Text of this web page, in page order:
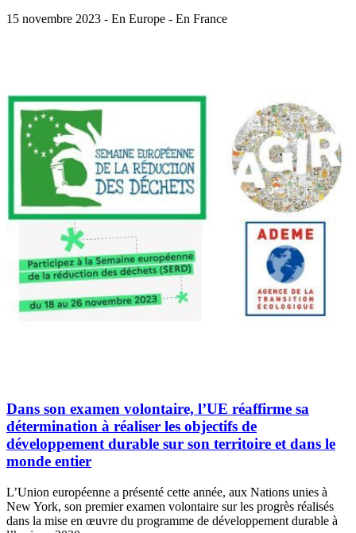
15 novembre 2023 - En Europe - En France
Dans son examen volontaire, l’UE réaffirme sa
détermination à réaliser les objectifs de
développement durable sur son territoire et dans le
monde entier
L’Union européenne a présenté cette année, aux Nations unies à
New York, son premier examen volontaire sur les progrès réalisés
dans la mise en œuvre du programme de développement durable à